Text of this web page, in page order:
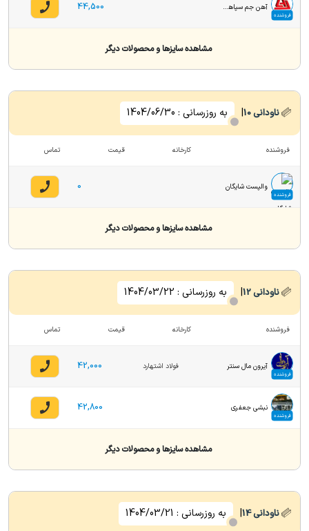
فروشنده
آهن جم سپاهان (حمیدرضا پورجم) 44,500
مشاهده سایزها و محصولات دیگر
ناودانی10
| به روزرسانی : 1404/06/30
فروشنده کارخانه قیمت تماس
فروشنده
والپست شایگان 0
مشاهده سایزها و محصولات دیگر
ناودانی12
| به روزرسانی : 1404/03/22
فروشنده کارخانه قیمت تماس
فروشنده
آیرون مال سنتر فولاد اشتهارد 42,000
فروشنده
نبشی جعفری 42,800
مشاهده سایزها و محصولات دیگر
ناودانی14
| به روزرسانی : 1404/03/21